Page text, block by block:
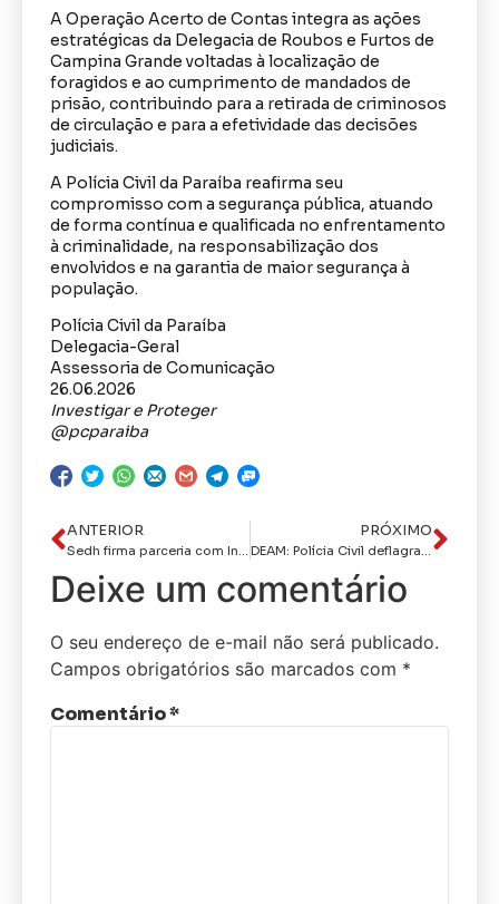
A Operação Acerto de Contas integra as ações
estratégicas da Delegacia de Roubos e Furtos de
Campina Grande voltadas à localização de
foragidos e ao cumprimento de mandados de
prisão, contribuindo para a retirada de criminosos
de circulação e para a efetividade das decisões
judiciais.
A Polícia Civil da Paraíba reafirma seu
compromisso com a segurança pública, atuando
de forma contínua e qualificada no enfrentamento
à criminalidade, na responsabilização dos
envolvidos e na garantia de maior segurança à
população.
Polícia Civil da Paraíba
Delegacia-Geral
Assessoria de Comunicação
26.06.2026
Investigar e Proteger
@pcparaiba
ANTERIOR
Sedh firma parceria com Instituto Primeiro Olhar para oferecer exames gratuitos a gestantes em situação de vulnerabilidade na Paraíba
PRÓXIMO
DEAM: Polícia Civil deflagra Operação Angelus I e prende investigado por estupro de vulnerável
Deixe um comentário
O seu endereço de e-mail não será publicado.
Campos obrigatórios são marcados com *
Comentário*